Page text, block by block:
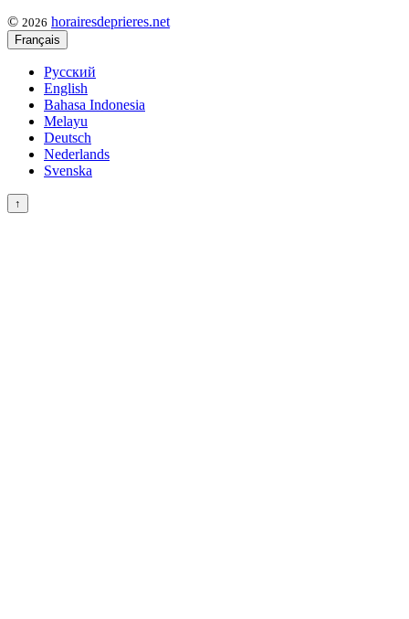
© 2026 horairesdeprieres.net
Français
Русский
English
Bahasa Indonesia
Melayu
Deutsch
Nederlands
Svenska
↑